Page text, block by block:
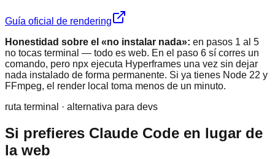
Guía oficial de rendering
Honestidad sobre el «no instalar nada»: en pasos 1 al 5
no tocas terminal — todo es web. En el paso 6 sí corres un
comando, pero npx ejecuta Hyperframes una vez sin dejar
nada instalado de forma permanente. Si ya tienes Node 22 y
FFmpeg, el render local toma menos de un minuto.
ruta terminal · alternativa para devs
Si prefieres Claude Code en lugar de
la web